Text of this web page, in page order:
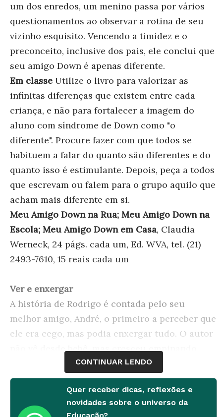
um dos enredos, um menino passa por vários
questionamentos ao observar a rotina de seu
vizinho esquisito. Vencendo a timidez e o
preconceito, inclusive dos pais, ele conclui que
seu amigo Down é apenas diferente.
Em classe Utilize o livro para valorizar as
infinitas diferenças que existem entre cada
criança, e não para fortalecer a imagem do
aluno com síndrome de Down como "o
diferente". Procure fazer com que todos se
habituem a falar do quanto são diferentes e do
quanto isso é estimulante. Depois, peça a todos
que escrevam ou falem para o grupo aquilo que
acham mais diferente em si.
Meu Amigo Down na Rua; Meu Amigo Down na
Escola; Meu Amigo Down em Casa, Claudia
Werneck, 24 págs. cada um, Ed. WVA, tel. (21)
2493-7610, 15 reais cada um
Ver e enxergar
A história de Rodrigo é contada pelo seu
melhor amigo, André, o primeiro a perceber que
ele era cego, mas podia enxergar tudo. O autor
não vê desde bebê, mas cresceu empinando
pipa e brincando de carrinho de rolimã. Só mais
tarde conheceu o preconceito e viu que em
parte ele se deve à desinformação.
Em classe
O livro é um guia prático que inspira
CONTINUAR LENDO
Quer receber dicas, reflexões e
novidades sobre o universo da